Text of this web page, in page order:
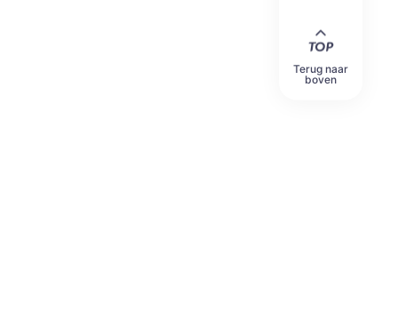
Terug naar
boven